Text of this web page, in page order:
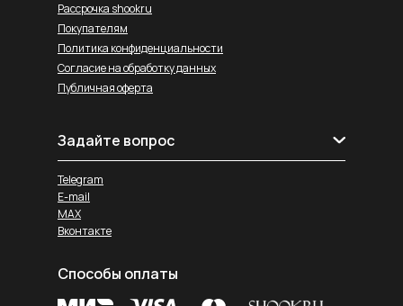
Рассрочка shookru
Покупателям
Политика конфиденциальности
Согласие на обработку данных
Публичная оферта
Задайте вопрос
Telegram
E-mail
MAX
Вконтакте
Способы оплаты